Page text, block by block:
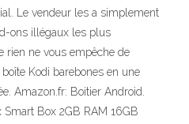
Le vendeur les a simplement
ons illégaux les plus
rien ne vous empêche de
Kodi barebones en une
Amazon.fr: Boitier Android.
Box 2GB RAM 16GB